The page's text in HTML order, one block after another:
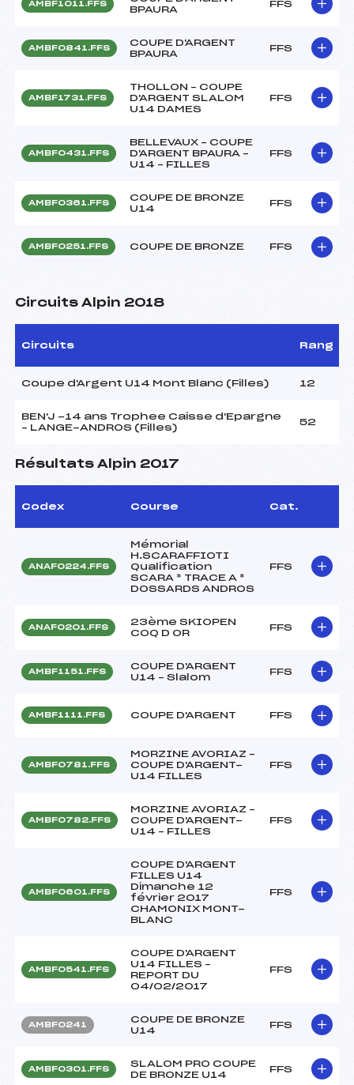
AMBF1011.FFS
BPAURA
FFS
AMBF0841.FFS
COUPE D'ARGENT
BPAURA
FFS
AMBF1731.FFS
THOLLON – COUPE
D'ARGENT SLALOM
U14 DAMES
FFS
AMBF0431.FFS
BELLEVAUX – COUPE
D'ARGENT BPAURA –
U14 – FILLES
FFS
AMBF0361.FFS
COUPE DE BRONZE
U14
FFS
AMBF0251.FFS COUPE DE BRONZE FFS
Circuits Alpin 2018
Circuits Rang
Coupe d'Argent U14 Mont Blanc (Filles) 12
BEN'J -14 ans Trophee Caisse d'Epargne
– LANGE-ANDROS (Filles)
52
Résultats Alpin 2017
Codex Course Cat.
ANAF0224.FFS
Mémorial
H.SCARAFFIOTI
Qualification
SCARA * TRACE A *
DOSSARDS ANDROS
FFS
ANAF0201.FFS
23ème SKIOPEN
COQ D OR
FFS
AMBF1151.FFS
COUPE D'ARGENT
U14 – Slalom
FFS
AMBF1111.FFS COUPE D'ARGENT FFS
AMBF0781.FFS
MORZINE AVORIAZ –
COUPE D'ARGENT-
U14 FILLES
FFS
AMBF0782.FFS
MORZINE AVORIAZ –
COUPE D'ARGENT-
U14 – FILLES
FFS
AMBF0601.FFS
COUPE D'ARGENT
FILLES U14
Dimanche 12
février 2017
CHAMONIX MONT-
BLANC
FFS
AMBF0541.FFS
COUPE D'ARGENT
U14 FILLES –
REPORT DU
04/02/2017
FFS
AMBF0241
COUPE DE BRONZE
U14
FFS
AMBF0301.FFS
SLALOM PRO COUPE
DE BRONZE U14
FFS